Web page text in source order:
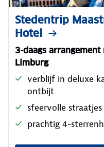
Stedentrip
Hotel
3-daags
Limburg
verblijf in deluxe
ontbijt
sfeervolle
prachtig 4-